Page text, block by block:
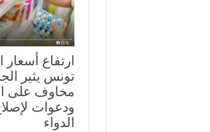
ارتفاع أسعار
تونس يثير
مخاوف على
ودعوات
الدواء